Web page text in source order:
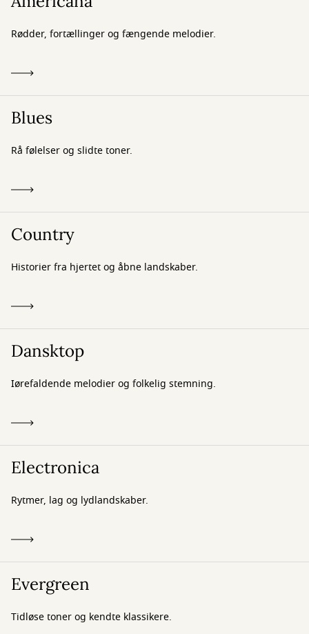
Rødder, fortællinger og fængende melodier.
Blues
Rå følelser og slidte toner.
Country
Historier fra hjertet og åbne landskaber.
Dansktop
Iørefaldende melodier og folkelig stemning.
Electronica
Rytmer, lag og lydlandskaber.
Evergreen
Tidløse toner og kendte klassikere.